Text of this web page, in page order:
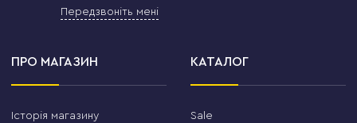
Передзвоніть мені
ПРО МАГАЗИН
Історія магазину
КАТАЛОГ
Sale